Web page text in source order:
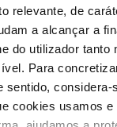
relevante, de
a alcançar a
do utilizador tanto
Para
sentido, considera-
cookies usamos e